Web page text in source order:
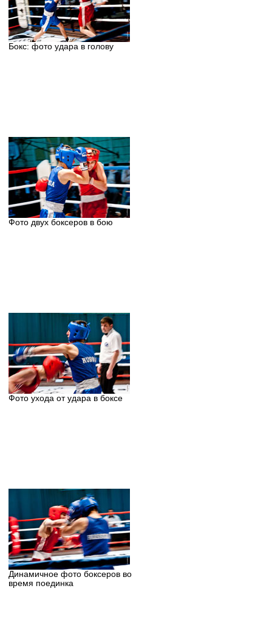
Бокс: фото удара в голову
Фото двух боксеров в бою
Фото ухода от удара в боксе
Динамичное фото боксеров во
время поединка